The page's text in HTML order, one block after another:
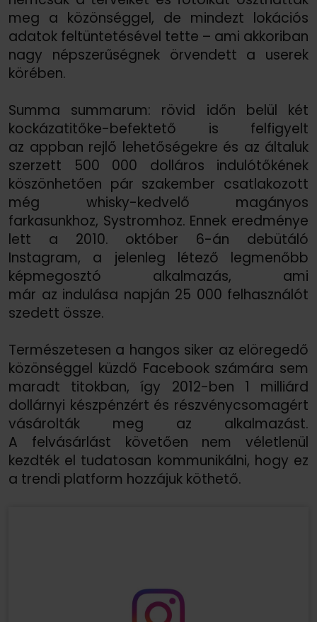
meg a közönséggel, de mindezt lokációs
adatok feltüntetésével tette – ami akkoriban
nagy népszerűségnek örvendett a userek
körében.
Summa summarum: rövid időn belül két
kockázatitőke-befektető is felfigyelt
az appban rejlő lehetőségekre és az általuk
szerzett 500 000 dolláros indulótőkének
köszönhetően pár szakember csatlakozott
még whisky-kedvelő magányos
farkasunkhoz, Systromhoz. Ennek eredménye
lett a 2010. október 6-án debütáló
Instagram, a jelenleg létező legmenőbb
képmegosztó alkalmazás, ami
már az indulása napján 25 000 felhasználót
szedett össze.
Természetesen a hangos siker az elöregedő
közönséggel küzdő Facebook számára sem
maradt titokban, így 2012-ben 1 milliárd
dollárnyi készpénzért és részvénycsomagért
vásárolták meg az alkalmazást.
A felvásárlást követően nem véletlenül
kezdték el tudatosan kommunikálni, hogy ez
a trendi platform hozzájuk köthető.